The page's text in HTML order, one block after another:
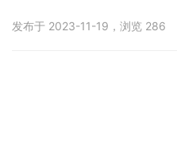
发布于 2023-11-19，浏览 286